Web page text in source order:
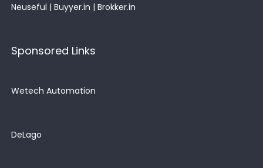
Neuseful | Buyyer.in | Brokker.in
Sponsored Links
Wetech Automation
DeLago